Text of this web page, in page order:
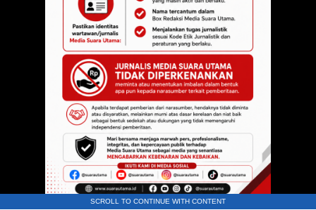
SCROLL TO CONTINUE WITH CONTENT